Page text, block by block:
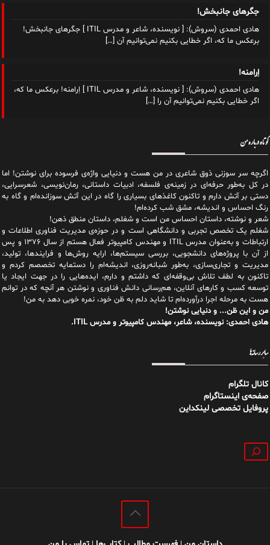
جگرهای جانبخش!
هادی احمدی (سروش): [ نویسنده، شاعر و مدرس ITIL ] جگرهای جانبخش!
برعکس ما که، اگر خطایی بکنیم نمی‌توانیم آن […]
اِرامنه!
هادی احمدی (سروش): [ نویسنده، شاعر و مدرس ITIL ] اِرامنه! برعکس ما که،
اگر خطایی بکنیم نمی‌توانیم آن ‌را […]
کوتاه درباره من
اگرچه سر سوزنی ذوق شاعری در من هست و دنیایی واژه‌‌ی فرسوده برای نوشتن! اما
در کل به‌طور حرفه‌ای در زمینه‌ی فلسفه، ادبیات داستانی، رمان‌نویسی، شعرسرایی،
دستی بر آتش دارم و تاکنون کاغذهای بسیاری را گاه در این آتش سوزانده‌ام و گاه به
رنگ احساس و اندیشه، مشق شب کرده‌ام!
شعر و نوشته، داستان احساس من است و شغلم، داستان منطق ذهن!
شغلم یک تخصص تجربی و دانشگاهی است و در حوزه‌ی مدیریت فناوری اطلاعات و
ارتباطات و به‌عنوان مدرس ITIL و مهندس کامپیوتر فعال هستم از سال ۱۳۷۶ و پس
از آن با پروژه‌های دانشجویی، بررسی سیستم‌ها، ارایه روش‌ها و فرایندها، تولید،
مدیریت و تجاری‌سازی، به‌طور شبانه‌روزی، اندیشه‌ام را دستمایه تخصصم کردم و
تاکنون به لطف تلاش بی‌وقفه‌ای که داشتم و دارم، اید‌ه‌هایی را در جهت ایجاد یا
توسعه کسب و کارهای آنلاین، هم‌رسانی دانش فناوری و نوشتن هر آنچه که در توانم
هست به مرحله اجرا درآورده‌ام تا شاید دلم به ظن خود، نمره خوبی دهد به من!
من و این ظن... و دنیایی نوشتن!
هادی احمدی: نویسنده، شاعر، مهندس کامپیوتر و مدرس ITIL.
سایر رسانه‌ها
کانال تلگرام
صفحه‌ی اینستاگرام
پروفایل تخصصی لینکداین
جستجو